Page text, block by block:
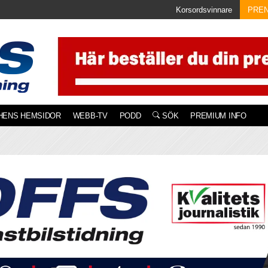
Korsordsvinnare
HEMSIDOR WEBB-TV PODD SÖK PREMIUM INFO